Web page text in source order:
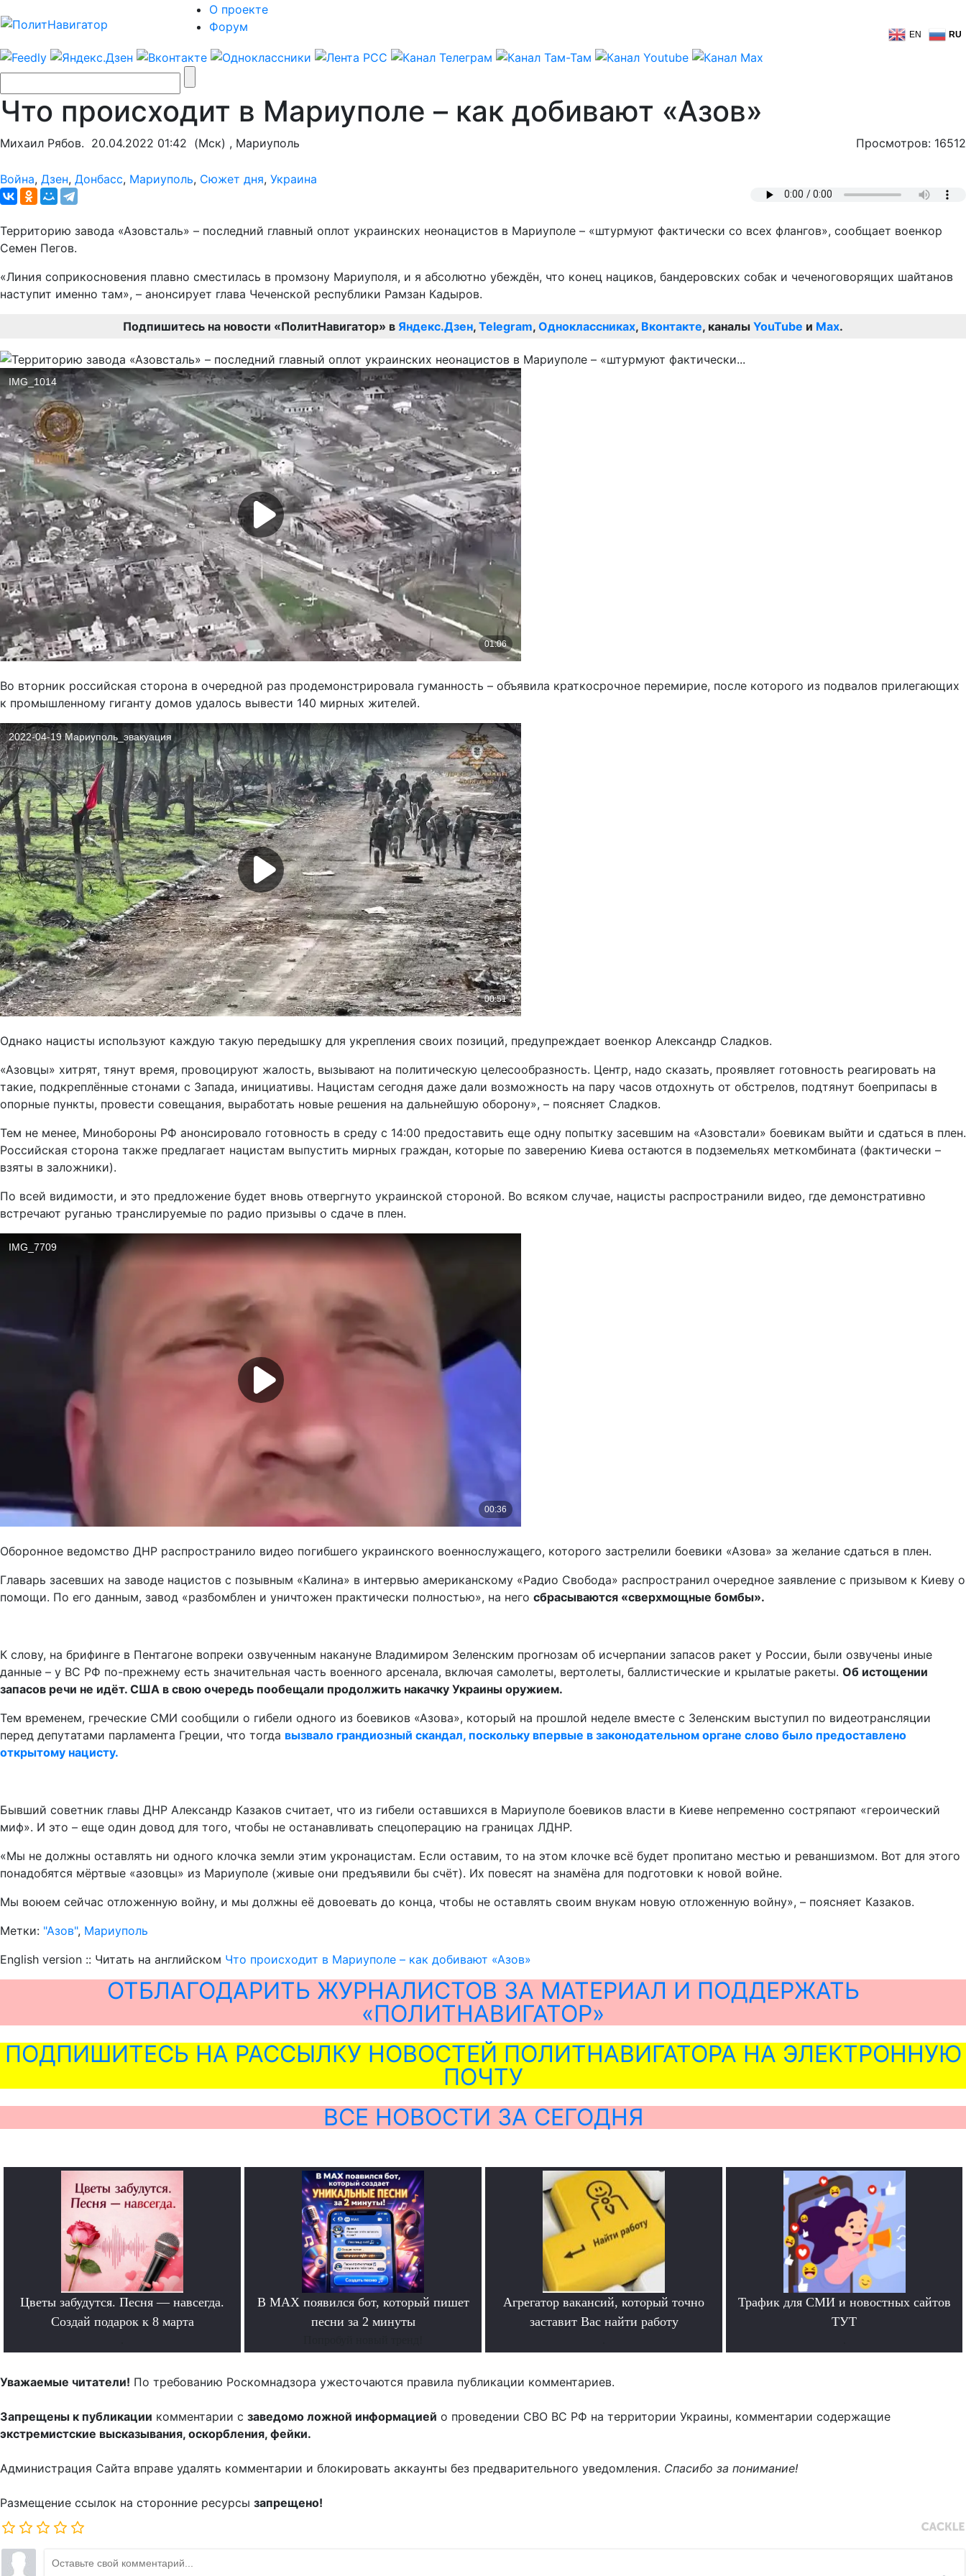
О проекте
Форум
EN RU
Что происходит в Мариуполе – как добивают «Азов»
Михаил Рябов. 20.04.2022 01:42 (Мск) , Мариуполь Просмотров: 16512
Война, Дзен, Донбасс, Мариуполь, Сюжет дня, Украина
Территорию завода «Азовсталь» – последний главный оплот украинских неонацистов в Мариуполе – «штурмуют фактически со всех флангов», сообщает военкор
Семен Пегов.
«Линия соприкосновения плавно сместилась в промзону Мариуполя, и я абсолютно убеждён, что конец нациков, бандеровских собак и чеченоговорящих шайтанов
наступит именно там», – анонсирует глава Чеченской республики Рамзан Кадыров.
Подпишитесь на новости «ПолитНавигатор» в Яндекс.Дзен, Telegram, Одноклассниках, Вконтакте, каналы YouTube и Max.
Во вторник российская сторона в очередной раз продемонстрировала гуманность – объявила краткосрочное перемирие, после которого из подвалов прилегающих
к промышленному гиганту домов удалось вывести 140 мирных жителей.
Однако нацисты используют каждую такую передышку для укрепления своих позиций, предупреждает военкор Александр Сладков.
«Азовцы» хитрят, тянут время, провоцируют жалость, вызывают на политическую целесообразность. Центр, надо сказать, проявляет готовность реагировать на
такие, подкреплённые стонами с Запада, инициативы. Нацистам сегодня даже дали возможность на пару часов отдохнуть от обстрелов, подтянут боеприпасы в
опорные пункты, провести совещания, выработать новые решения на дальнейшую оборону», – поясняет Сладков.
Тем не менее, Минобороны РФ анонсировало готовность в среду с 14:00 предоставить еще одну попытку засевшим на «Азовстали» боевикам выйти и сдаться в плен.
Российская сторона также предлагает нацистам выпустить мирных граждан, которые по заверению Киева остаются в подземельях меткомбината (фактически –
взяты в заложники).
По всей видимости, и это предложение будет вновь отвергнуто украинской стороной. Во всяком случае, нацисты распространили видео, где демонстративно
встречают руганью транслируемые по радио призывы о сдаче в плен.
Оборонное ведомство ДНР распространило видео погибшего украинского военнослужащего, которого застрелили боевики «Азова» за желание сдаться в плен.
Главарь засевших на заводе нацистов с позывным «Калина» в интервью американскому «Радио Свобода» распространил очередное заявление с призывом к Киеву о
помощи. По его данным, завод «разбомблен и уничтожен практически полностью», на него сбрасываются «сверхмощные бомбы».
К слову, на брифинге в Пентагоне вопреки озвученным накануне Владимиром Зеленским прогнозам об исчерпании запасов ракет у России, были озвучены иные
данные – у ВС РФ по-прежнему есть значительная часть военного арсенала, включая самолеты, вертолеты, баллистические и крылатые ракеты. Об истощении
запасов речи не идёт. США в свою очередь пообещали продолжить накачку Украины оружием.
Тем временем, греческие СМИ сообщили о гибели одного из боевиков «Азова», который на прошлой неделе вместе с Зеленским выступил по видеотрансляции
перед депутатами парламента Греции, что тогда вызвало грандиозный скандал, поскольку впервые в законодательном органе слово было предоставлено
открытому нацисту.
Бывший советник главы ДНР Александр Казаков считает, что из гибели оставшихся в Мариуполе боевиков власти в Киеве непременно состряпают «героический
миф». И это – еще один довод для того, чтобы не останавливать спецоперацию на границах ЛДНР.
«Мы не должны оставлять ни одного клочка земли этим укронацистам. Если оставим, то на этом клочке всё будет пропитано местью и реваншизмом. Вот для этого
понадобятся мёртвые «азовцы» из Мариуполе (живые они предъявили бы счёт). Их повесят на знамёна для подготовки к новой войне.
Мы воюем сейчас отложенную войну, и мы должны её довоевать до конца, чтобы не оставлять своим внукам новую отложенную войну», – поясняет Казаков.
Метки: "Азов", Мариуполь
English version :: Читать на английском Что происходит в Мариуполе – как добивают «Азов»
ОТБЛАГОДАРИТЬ ЖУРНАЛИСТОВ ЗА МАТЕРИАЛ И ПОДДЕРЖАТЬ
«ПОЛИТНАВИГАТОР»
ПОДПИШИТЕСЬ НА РАССЫЛКУ НОВОСТЕЙ ПОЛИТНАВИГАТОРА НА ЭЛЕКТРОННУЮ
ПОЧТУ
ВСЕ НОВОСТИ ЗА СЕГОДНЯ
Цветы забудутся. Песня — навсегда.
Создай подарок к 8 марта
В MAX появился бот, который пишет
песни за 2 минуты
Агрегатор вакансий, который точно
заставит Вас найти работу
Трафик для СМИ и новостных сайтов
ТУТ
Уважаемые читатели! По требованию Роскомнадзора ужесточаются правила публикации комментариев.
Запрещены к публикации комментарии с заведомо ложной информацией о проведении СВО ВС РФ на территории Украины, комментарии содержащие
экстремистские высказывания, оскорбления, фейки.
Администрация Сайта вправе удалять комментарии и блокировать аккаунты без предварительного уведомления. Спасибо за понимание!
Размещение ссылок на сторонние ресурсы запрещено!